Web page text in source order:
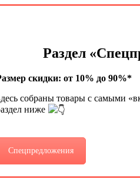
Раздел
скидки: от 10% до 90%*
собраны товары с самыми
ниже
Спецпредложения